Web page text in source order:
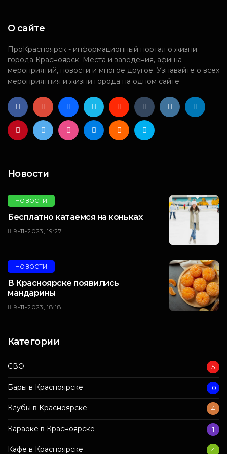
О сайте
ПроКрасноярск - информационный портал о жизни
города Красноярск. Места и заведения, афиша
мероприятий, новости и многое другое. Узнавайте о всех
мероприятния и жизни города на одном сайте
Новости
НОВОСТИ
Бесплатно катаемся на коньках
9-11-2023, 19:27
НОВОСТИ
В Красноярске появились
мандарины
9-11-2023, 18:18
Категории
СВО 5
Бары в Красноярске 10
Клубы в Красноярске 4
Караоке в Красноярске 1
Кафе в Красноярске 4